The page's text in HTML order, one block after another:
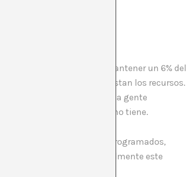
se tiene que ver.
pero queremos mantener un 6% del
reflexionar en cómo se gastan los recursos.
gran inversión con toda la gente
importante, que ahora no tiene.
convenios y contratos programados,
que estudiar si legalmente este